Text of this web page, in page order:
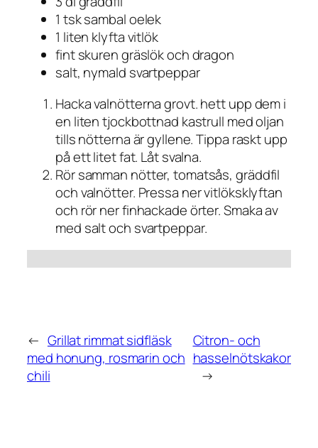
1 tsk sambal oelek
1 liten klyfta vitlök
fint skuren gräslök och dragon
salt, nymald svartpeppar
Hacka valnötterna grovt. hett upp dem i
en liten tjockbottnad kastrull med oljan
tills nötterna är gyllene. Tippa raskt upp
på ett litet fat. Låt svalna.
Rör samman nötter, tomatsås, gräddfil
och valnötter. Pressa ner vitlöksklyftan
och rör ner finhackade örter. Smaka av
med salt och svartpeppar.
← Grillat rimmat sidfläsk
med honung, rosmarin och
chili
Citron- och
hasselnötskakor
→